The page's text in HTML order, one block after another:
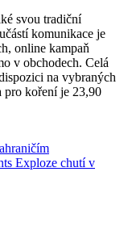
svou tradiční
komunikace je
online kampaň
v obchodech. Celá
na vybraných
pro koření je 23,90
Exploze chutí v